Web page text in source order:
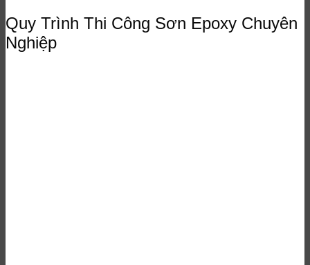
Quy Trình Thi Công Sơn Epoxy Chuyên
Nghiệp